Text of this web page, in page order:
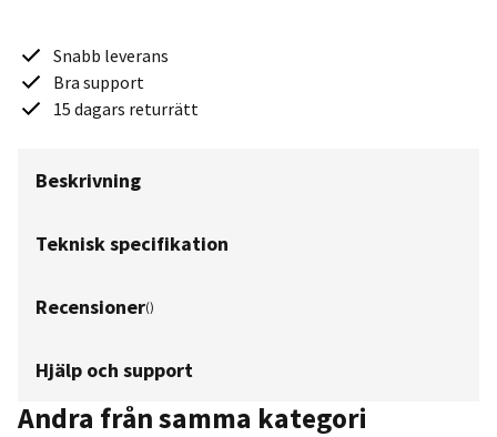
Snabb leverans
Bra support
15 dagars returrätt
Beskrivning
Teknisk specifikation
Recensioner()
Hjälp och support
Andra från samma kategori